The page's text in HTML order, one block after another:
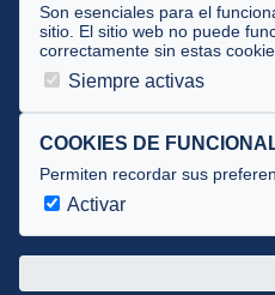
Son esenciales para el
sitio. El sitio web no puede
correctamente sin estas
Siempre activas
COOKIES DE
Permiten recordar sus
Activar